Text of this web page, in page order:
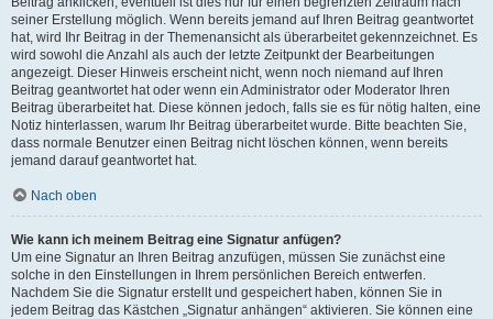
seiner Erstellung möglich. Wenn bereits jemand auf Ihren Beitrag geantwortet
hat, wird Ihr Beitrag in der Themenansicht als überarbeitet gekennzeichnet. Es
wird sowohl die Anzahl als auch der letzte Zeitpunkt der Bearbeitungen
angezeigt. Dieser Hinweis erscheint nicht, wenn noch niemand auf Ihren
Beitrag geantwortet hat oder wenn ein Administrator oder Moderator Ihren
Beitrag überarbeitet hat. Diese können jedoch, falls sie es für nötig halten, eine
Notiz hinterlassen, warum Ihr Beitrag überarbeitet wurde. Bitte beachten Sie,
dass normale Benutzer einen Beitrag nicht löschen können, wenn bereits
jemand darauf geantwortet hat.
Nach oben
Wie kann ich meinem Beitrag eine Signatur anfügen?
Um eine Signatur an Ihren Beitrag anzufügen, müssen Sie zunächst eine
solche in den Einstellungen in Ihrem persönlichen Bereich entwerfen.
Nachdem Sie die Signatur erstellt und gespeichert haben, können Sie in
jedem Beitrag das Kästchen „Signatur anhängen“ aktivieren. Sie können eine